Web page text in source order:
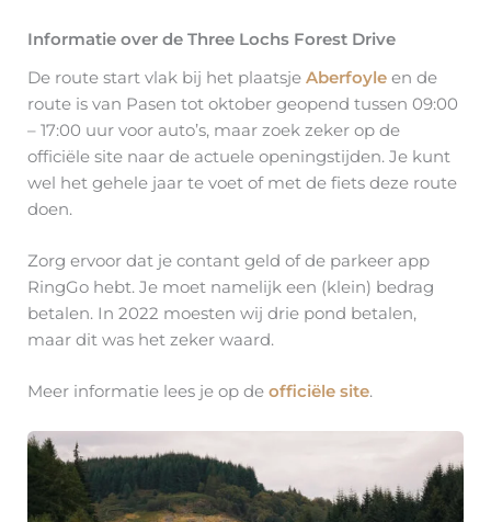
Informatie over de Three Lochs Forest Drive
De route start vlak bij het plaatsje Aberfoyle en de
route is van Pasen tot oktober geopend tussen 09:00
– 17:00 uur voor auto’s, maar zoek zeker op de
officiële site naar de actuele openingstijden. Je kunt
wel het gehele jaar te voet of met de fiets deze route
doen.
Zorg ervoor dat je contant geld of de parkeer app
RingGo hebt. Je moet namelijk een (klein) bedrag
betalen. In 2022 moesten wij drie pond betalen,
maar dit was het zeker waard.
Meer informatie lees je op de officiële site.